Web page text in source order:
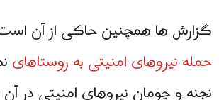
گزارش ها همچنین حاکی از آن
حمله نیروهای امنیتی به روستاهای